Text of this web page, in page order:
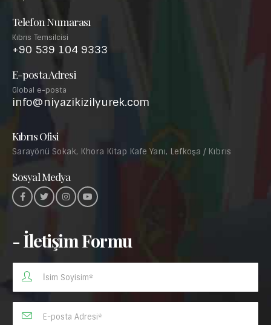
Telefon Numarası
Kıbrıs Temsilcisi
+90 539 104 9333
E-posta Adresi
Global e-posta
info@niyazikizilyurek.com
Kıbrıs Ofisi
Sarayönü Sokak, Khora Kitap Kafe Yanı, Lefkoşa / Kıbrıs
Sosyal Medya
- İletişim Formu